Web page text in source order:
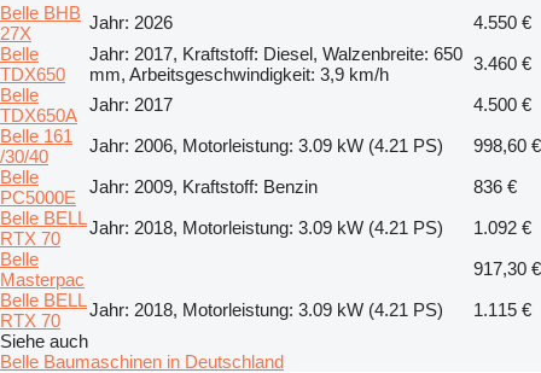
Belle BHB
27X
Jahr: 2026
4.550 €
Belle
TDX650
Jahr: 2017, Kraftstoff: Diesel, Walzenbreite: 650
mm, Arbeitsgeschwindigkeit: 3,9 km/h
3.460 €
Belle
TDX650A
Jahr: 2017
4.500 €
Belle 161
/30/40
Jahr: 2006, Motorleistung: 3.09 kW (4.21 PS)
998,60 €
Belle
PC5000E
Jahr: 2009, Kraftstoff: Benzin
836 €
Belle BELL
RTX 70
Jahr: 2018, Motorleistung: 3.09 kW (4.21 PS)
1.092 €
Belle
Masterpac
917,30 €
Belle BELL
RTX 70
Jahr: 2018, Motorleistung: 3.09 kW (4.21 PS)
1.115 €
Siehe auch
Belle Baumaschinen in Deutschland